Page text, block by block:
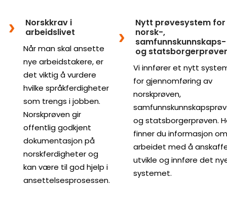
Norskkrav i
arbeidslivet
Når man skal ansette
nye arbeidstakere, er
det viktig å vurdere
hvilke språkferdigheter
som trengs i jobben.
Norskprøven gir
offentlig godkjent
dokumentasjon på
norskferdigheter og
kan være til god hjelp i
ansettelsesprosessen.
Nytt prøvesystem for
norsk-,
samfunnskunnskaps-
og
Vi innfører et nytt
for gjennomføring av
norskprøven,
og statsborgerprøven.
finner du informasjon om
arbeidet med å
utvikle og innføre det
systemet.